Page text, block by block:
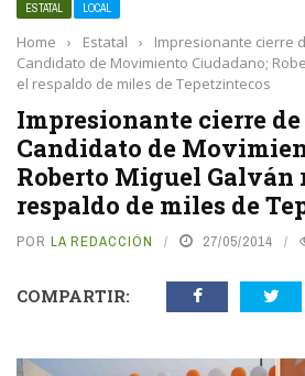
ESTATAL LOCAL
Home › Estatal ›
Impresionante cierre
Candidato de Movimiento Ciudadano;
el respaldo de miles de Tepetzintecos
Impresionante cierre
Candidato de
Roberto Miguel Galván
respaldo de miles de
POR LA REDACCIÓN 27/05/2014
COMPARTIR: